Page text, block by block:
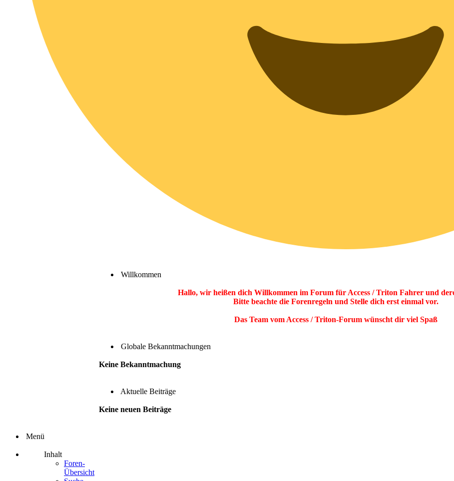
Willkommen
Hallo, wir heißen dich Willkommen im Forum für Access / Triton Fahrer und
Bitte beachte die Forenregeln und Stelle dich erst einmal vor.
Das Team vom Access / Triton-Forum wünscht dir viel Spaß
Globale Bekanntmachungen
Keine Bekanntmachung
Aktuelle Beiträge
Keine neuen Beiträge
Übersicht
Suche